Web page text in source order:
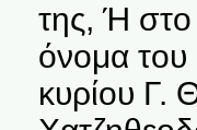
της, Ή στο
όνομα του
κυρίου Γ.